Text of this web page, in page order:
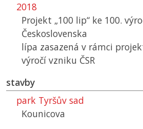
2018
Projekt „100 lip“ ke 100.
Československa
lípa zasazená v rámci
výročí vzniku ČSR
stavby
park Tyršův sad
Kounicova